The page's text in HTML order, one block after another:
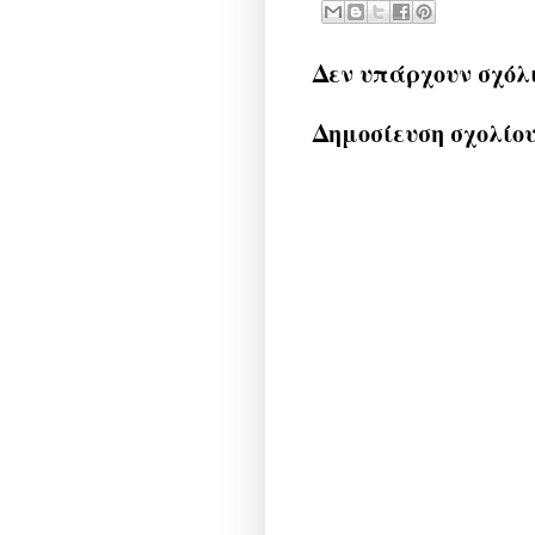
Δεν υπάρχουν
Δημοσίευση